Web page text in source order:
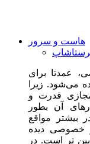
هاست و سرور
عمدتا برای
می‌شود. زیرا
قدرت و
آن بطور
بیشتر مواقع
خصوصی دیده
تر است. در